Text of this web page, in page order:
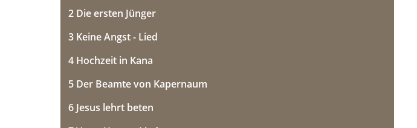
a
2 Die ersten Jünger
3 Keine Angst - Lied
4 Hochzeit in Kana
5 Der Beamte von Kapernaum
6 Jesus lehrt beten